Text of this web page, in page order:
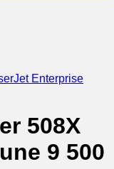
Enterprise
508X
9 500